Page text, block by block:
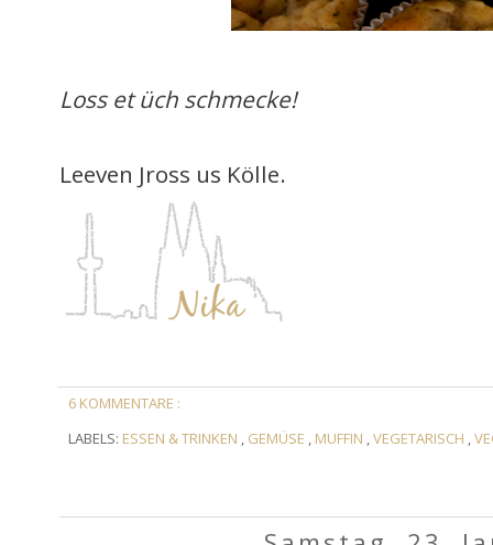
Loss et üch schmecke!
Leeven Jross us Kölle.
6 KOMMENTARE :
LABELS: ESSEN & TRINKEN , GEMÜSE , MUFFIN ,VEGETARISCH ,